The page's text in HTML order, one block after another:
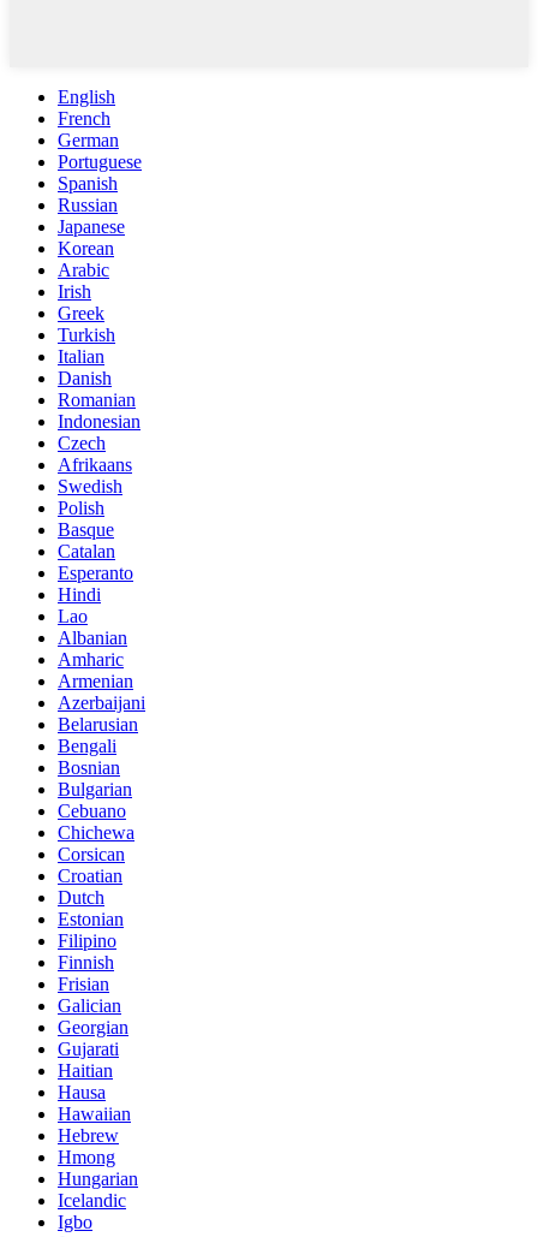
English
French
German
Portuguese
Spanish
Russian
Japanese
Korean
Arabic
Irish
Greek
Turkish
Italian
Danish
Romanian
Indonesian
Czech
Afrikaans
Swedish
Polish
Basque
Catalan
Esperanto
Hindi
Lao
Albanian
Amharic
Armenian
Azerbaijani
Belarusian
Bengali
Bosnian
Bulgarian
Cebuano
Chichewa
Corsican
Croatian
Dutch
Estonian
Filipino
Finnish
Frisian
Galician
Georgian
Gujarati
Haitian
Hausa
Hawaiian
Hebrew
Hmong
Hungarian
Icelandic
Igbo